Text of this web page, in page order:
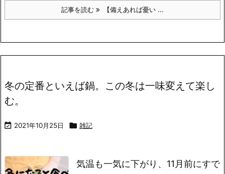
記事を読む 【備えあれば憂い ...
冬の定番といえば鍋。この冬は一味変えて楽し
む。
 2021年10月25日  雑記
気温も一気に下がり、11月前にすで